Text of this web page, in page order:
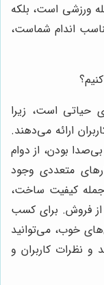
ورزشی است، بلکه
اندام شماست،
حیاتی است، زیرا
ارائه می‌دهند.
بودن، از دوام
متعددی وجود
جمله کیفیت ساخت،
فروش. برای کسب
خوب، می‌توانید
و نظرات کاربران و